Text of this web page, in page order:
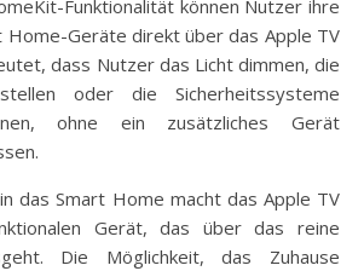
Funktionalität können Nutzer ihre
Home-Geräte direkt über das Apple TV
dass Nutzer das Licht dimmen, die
oder die Sicherheitssysteme
ohne ein zusätzliches Gerät
das Smart Home macht das Apple TV
Gerät, das über das reine
Die Möglichkeit, das Zuhause